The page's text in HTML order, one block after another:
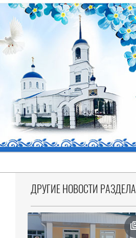
ДРУГИЕ НОВОСТИ РАЗДЕЛА